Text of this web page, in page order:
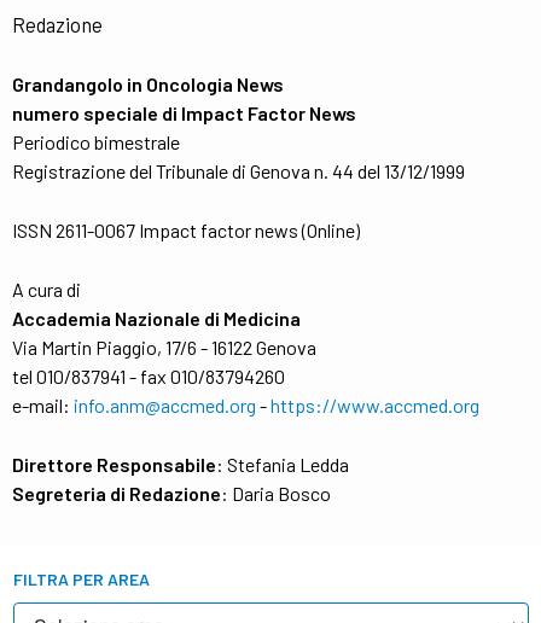
Redazione
Grandangolo in Oncologia News
numero speciale di Impact Factor News
Periodico bimestrale
Registrazione del Tribunale di Genova n. 44 del 13/12/1999
ISSN 2611-0067 Impact factor news (Online)
A cura di
Accademia Nazionale di Medicina
Via Martin Piaggio, 17/6 - 16122 Genova
tel 010/837941 - fax 010/83794260
e-mail: info.anm@accmed.org -https://www.accmed.org
Direttore Responsabile: Stefania Ledda
Segreteria di Redazione: Daria Bosco
FILTRA PER AREA